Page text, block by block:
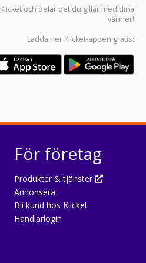
Klicket och delar det du gillar med dina
vänner!
Ladda ner Klicket-appen gratis:
För företag
Produkter & tjänster
Annonsera
Bli kund hos Klicket
Handlarlogin